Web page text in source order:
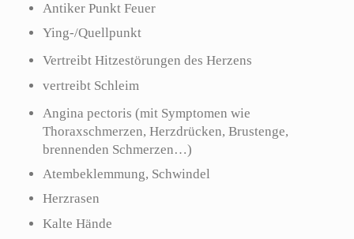
Antiker Punkt Feuer
Ying-/Quellpunkt
Vertreibt Hitzestörungen des Herzens
vertreibt Schleim
Angina pectoris (mit Symptomen wie
Thoraxschmerzen, Herzdrücken, Brustenge,
brennenden Schmerzen…)
Atembeklemmung, Schwindel
Herzrasen
Kalte Hände